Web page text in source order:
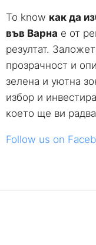
To know как да
във Варна е от
резултат.
прозрачност и
зелена и уютна
избор и
което ще ви
Follow us on